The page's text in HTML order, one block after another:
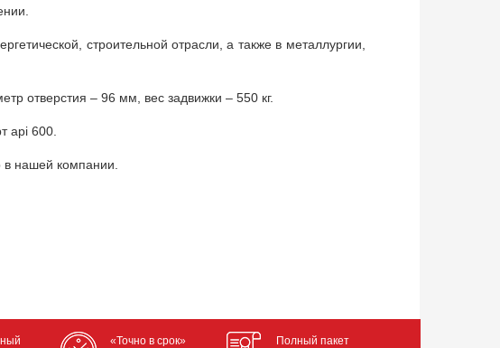
строительной отрасли, а также в металлургии,
отверстия – 96 мм, вес задвижки – 550 кг.
api 600.
нашей компании.
«Точно в срок»
Полный пакет